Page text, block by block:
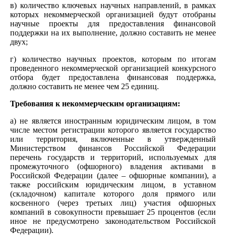
в) количество ключевых научных направлений, в рамках
которых некоммерческой организацией будут отобраны
научные проекты для предоставления финансовой
поддержки на их выполнение, должно составить не менее
двух;
г) количество научных проектов, которым по итогам
проведенного некоммерческой организацией конкурсного
отбора будет предоставлена финансовая поддержка,
должно составить не менее чем 25 единиц.
Требования к некоммерческим организациям:
а) не является иностранным юридическим лицом, в том
числе местом регистрации которого является государство
или территория, включенные в утвержденный
Министерством финансов Российской Федерации
перечень государств и территорий, используемых для
промежуточного (офшорного) владения активами в
Российской Федерации (далее – офшорные компании), а
также российским юридическим лицом, в уставном
(складочном) капитале которого доля прямого или
косвенного (через третьих лиц) участия офшорных
компаний в совокупности превышает 25 процентов (если
иное не предусмотрено законодательством Российской
Федерации).